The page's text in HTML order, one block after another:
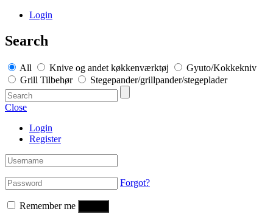
Login
Search
All Knive og andet køkkenværktøj
Gyuto/Kokkekniv
Grill Tilbehør
Stegepander/grillpander/stegeplader
Close
Login
Register
Forgot?
Remember me